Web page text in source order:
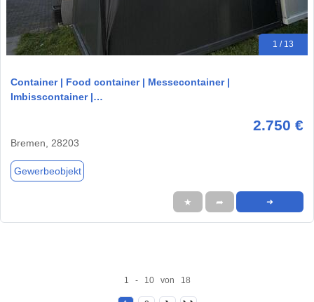
1 / 13
Container | Food container | Messecontainer |
Imbisscontainer |…
2.750 €
Bremen, 28203
Gewerbeobjekt
★ ➦ ➜
1 - 10 von 18